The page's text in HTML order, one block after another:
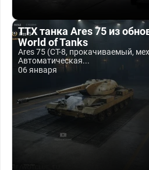
ТТХ танка Ares 75 из
World of Tanks
Ares 75 (СТ-8, прокачиваемый,
Автоматическая...
06 января